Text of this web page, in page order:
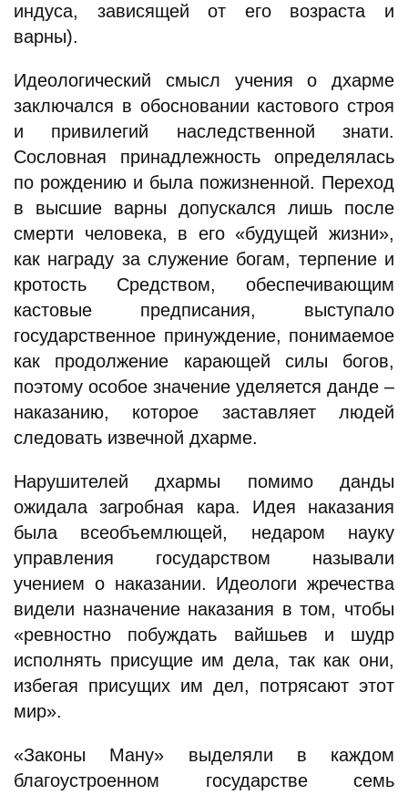
индуса, зависящей от его возраста и
варны).
Идеологический смысл учения о дхарме
заключался в обосновании кастового строя
и привилегий наследственной знати.
Сословная принадлежность определялась
по рождению и была пожизненной. Переход
в высшие варны допускался лишь после
смерти человека, в его «будущей жизни»,
как награду за служение богам, терпение и
кротость Средством, обеспечивающим
кастовые предписания, выступало
государственное принуждение, понимаемое
как продолжение карающей силы богов,
поэтому особое значение уделяется данде –
наказанию, которое заставляет людей
следовать извечной дхарме.
Нарушителей дхармы помимо данды
ожидала загробная кара. Идея наказания
была всеобъемлющей, недаром науку
управления государством называли
учением о наказании. Идеологи жречества
видели назначение наказания в том, чтобы
«ревностно побуждать вайшьев и шудр
исполнять присущие им дела, так как они,
избегая присущих им дел, потрясают этот
мир».
«Законы Ману» выделяли в каждом
благоустроенном государстве семь